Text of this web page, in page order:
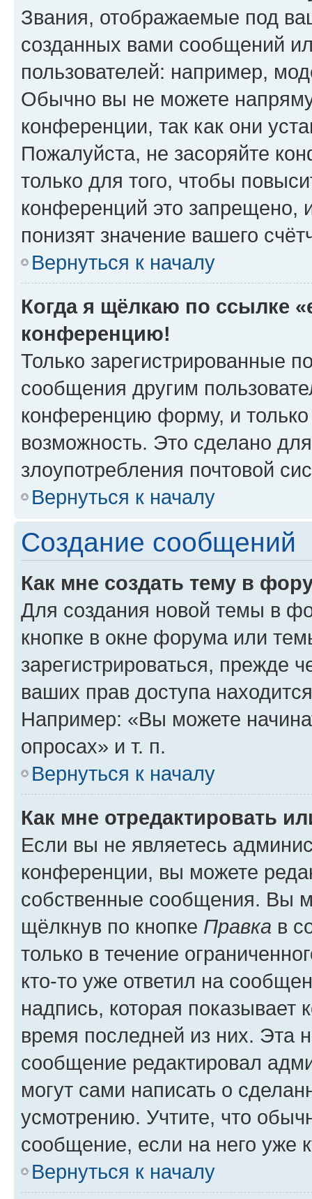
Звания, отображаемые под
созданных вами сообщений
пользователей: например,
Обычно вы не можете
конференции, так как они
Пожалуйста, не засоряйте
только для того, чтобы
конференций это запрещено,
понизят значение вашего
Вернуться к началу
Когда я щёлкаю по ссылке
конференцию!
Только зарегистрированные
сообщения другим
конференцию форму, и
возможность. Это сделано
злоупотребления почтовой
Вернуться к началу
Создание сообщений
Как мне создать тему в
Для создания новой темы в
кнопке в окне форума или
зарегистрироваться, прежде
ваших прав доступа
Например: «Вы можете
опросах» и т. п.
Вернуться к началу
Как мне отредактировать
Если вы не являетесь
конференции, вы можете
собственные сообщения. Вы
щёлкнув по кнопке Правка в
только в течение
кто-то уже ответил на
надпись, которая показывает
время последней из них. Эта
сообщение редактировал
могут сами написать о
усмотрению. Учтите, что
сообщение, если на него уже
Вернуться к началу